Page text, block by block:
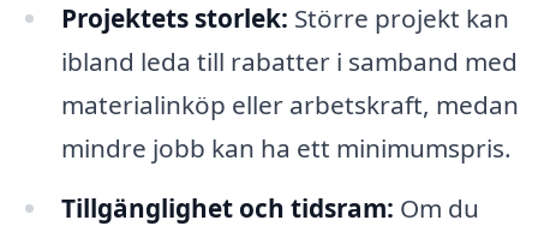
Projektets storlek: Större projekt kan
ibland leda till rabatter i samband med
materialinköp eller arbetskraft, medan
mindre jobb kan ha ett minimumspris.
Tillgänglighet och tidsram: Om du